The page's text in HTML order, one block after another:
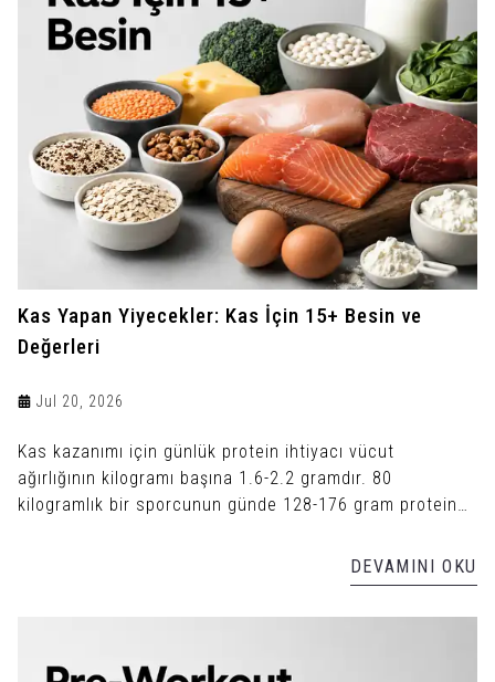
Kas Yapan Yiyecekler: Kas İçin 15+ Besin ve
Değerleri
Jul 20, 2026
Kas kazanımı için günlük protein ihtiyacı vücut
ağırlığının kilogramı başına 1.6-2.2 gramdır. 80
kilogramlık bir sporcunun günde 128-176 gram protein
DEVAMINI OKU